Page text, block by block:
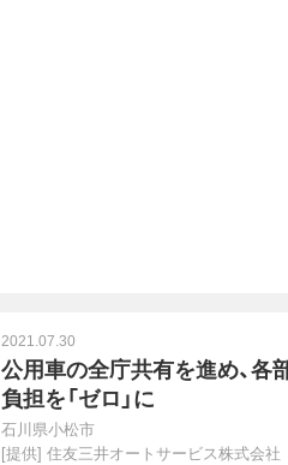
2021.07.30
公用車の全庁共有を進め、各
負担を「ゼロ」に
石川県小松市
[提供] 住友三井オートサービス株式会社